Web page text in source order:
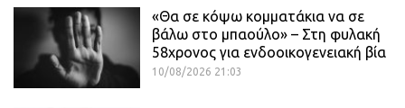
«Θα σε κόψω κομματάκια να σε
βάλω στο μπαούλο» – Στη φυλακή
58χρονος για ενδοοικογενειακή βία
10/08/2026 21:03